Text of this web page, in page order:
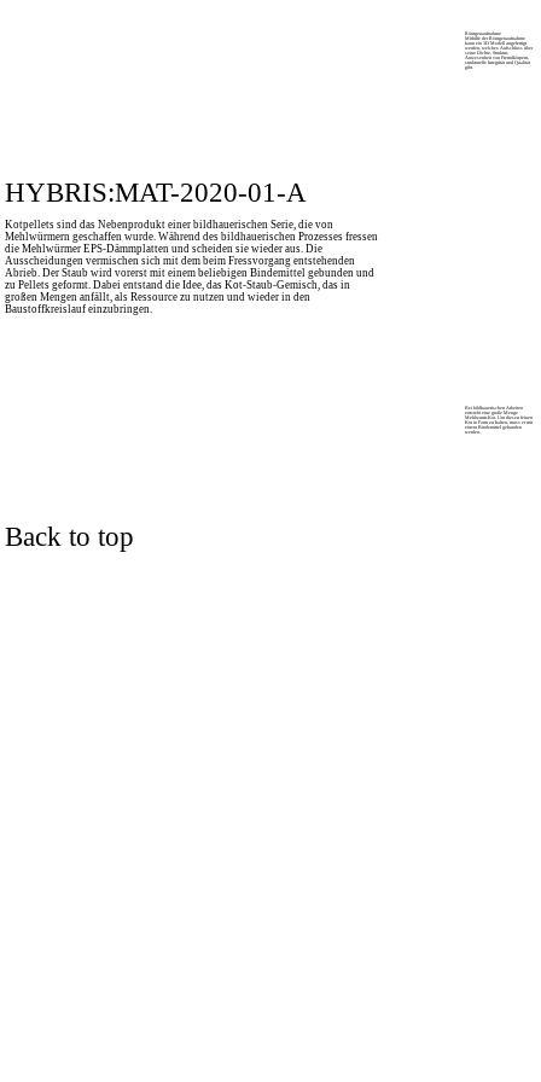
Röntgenaufnahme
Mithilfe der Röntgenaufnahme
kann ein 3D Modell angefertigt
werden, welches Aufschluss über
seine Dichte, Struktur,
Anwesenheit von Fremdkörpern,
strukturelle Integrität und ­Qualität
gibt.
HYBRIS:MAT-2020-01-A
Kotpellets sind das Nebenprodukt einer bildhauerischen Serie, die von
Mehlwürmern geschaffen wurde. Während des bildhauerischen Prozesses fressen
die Mehlwürmer EPS-Dämmplatten und scheiden sie wieder aus. Die
Ausscheidungen vermischen sich mit dem beim Fressvorgang entstehenden
Abrieb. Der Staub wird vorerst mit einem beliebigen Bindemittel gebunden und
zu Pellets geformt. Dabei entstand die Idee, das Kot-Staub-Gemisch, das in
großen Mengen anfällt, als Ressource zu nutzen und wieder in den
Baustoffkreislauf einzubringen.
Bei bildhauerischen Arbeiten
entsteht eine große Menge
Mehlwurm-Kot. Um diesen feinen
Kot in Form zu halten, muss er mit
einem Bindemittel gebunden
werden.
Back to top